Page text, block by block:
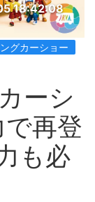
18:42:08
グカーショー
ーシ
再登
も必